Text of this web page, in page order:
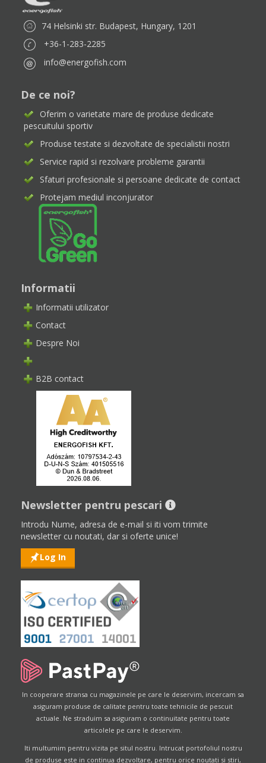
74 Helsinki str. Budapest, Hungary, 1201
+36-1-283-2285
info@energofish.com
De ce noi?
Oferim o varietate mare de produse dedicate
pescuitului sportiv
Produse testate si dezvoltate de specialistii nostri
Service rapid si rezolvare probleme garantii
Sfaturi profesionale si persoane dedicate de contact
Protejam mediul inconjurator
Informatii
Informatii utilizator
Contact
Despre Noi
B2B contact
Newsletter pentru pescari
Introdu Nume, adresa de e-mail si iti vom trimite
newsletter cu noutati, dar si oferte unice!
Log In
In cooperare stransa cu magazinele pe care le deservim, incercam sa
asiguram produse de calitate pentru toate tehnicile de pescuit
actuale. Ne straduim sa asiguram o continuitate pentru toate
articolele pe care le deservim.
Iti multumim pentru vizita pe situl nostru. Intrucat portofoliul nostru
de produse este in continua dezvoltare, pentru orice noutati si stiri,